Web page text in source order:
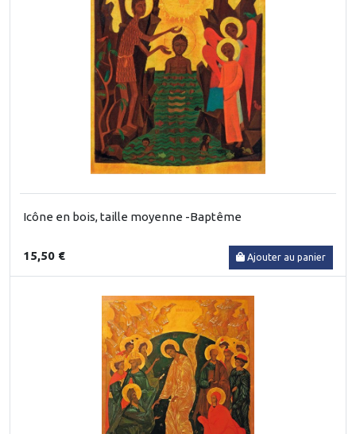
Icône en bois, taille moyenne -Baptême
15,50 € Ajouter au panier